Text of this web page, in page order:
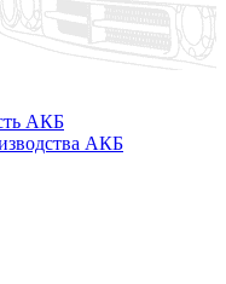
АКБ
АКБ